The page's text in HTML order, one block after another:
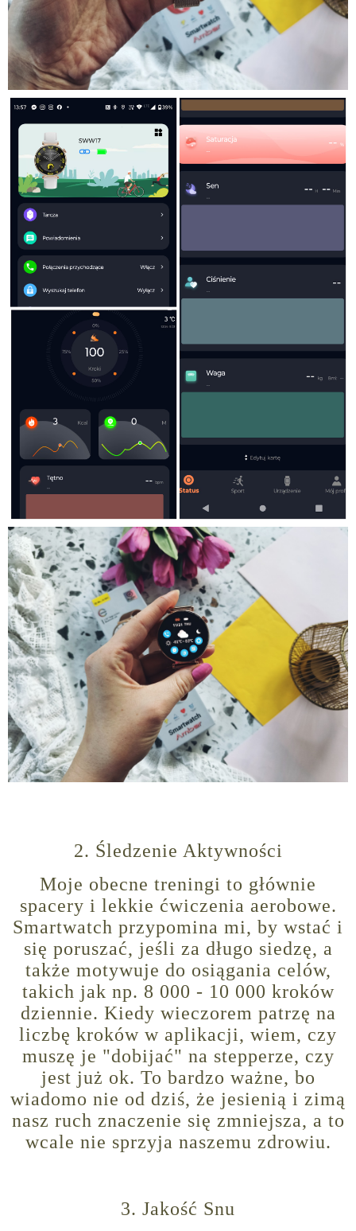
2. Śledzenie Aktywności
Moje obecne treningi to głównie
spacery i lekkie ćwiczenia aerobowe.
Smartwatch przypomina mi, by wstać i
się poruszać, jeśli za długo siedzę, a
także motywuje do osiągania celów,
takich jak np. 8 000 - 10 000 kroków
dziennie. Kiedy wieczorem patrzę na
liczbę kroków w aplikacji, wiem, czy
muszę je "dobijać" na stepperze, czy
jest już ok. To bardzo ważne, bo
wiadomo nie od dziś, że jesienią i zimą
nasz ruch znaczenie się zmniejsza, a to
wcale nie sprzyja naszemu zdrowiu.
3. Jakość Snu